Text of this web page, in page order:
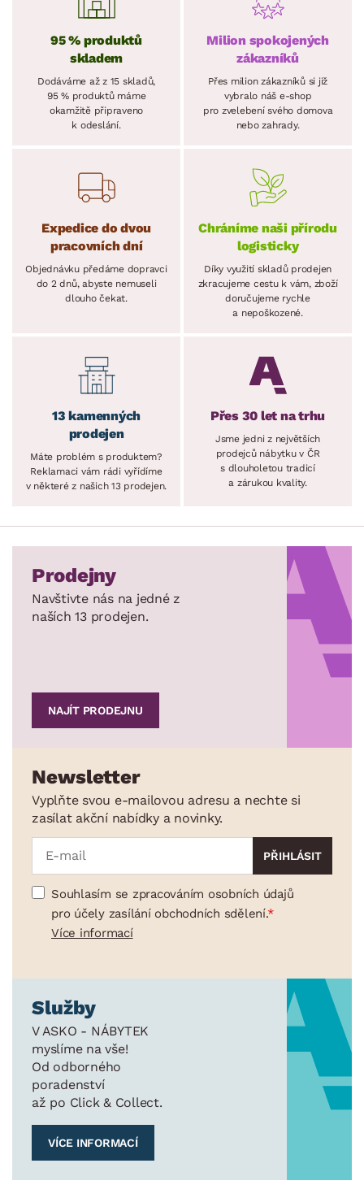
95 % produktů
skladem
Dodáváme až z 15 skladů,
95 % produktů máme
okamžitě připraveno
k odeslání.
Milion spokojených
zákazníků
Přes milion zákazníků si již
vybralo náš e-shop
pro zvelebení svého domova
nebo zahrady.
Expedice do dvou
pracovních dní
Objednávku předáme dopravci
do 2 dnů, abyste nemuseli
dlouho čekat.
Chráníme naši přírodu
logisticky
Díky využití skladů prodejen
zkracujeme cestu k vám, zboží
doručujeme rychle
a nepoškozené.
13 kamenných
prodejen
Máte problém s produktem?
Reklamaci vám rádi vyřídíme
v některé z našich 13 prodejen.
Přes 30 let na trhu
Jsme jedni z největších
prodejců nábytku v ČR
s dlouholetou tradicí
a zárukou kvality.
Prodejny
Navštivte nás na jedné z
naších 13 prodejen.
NAJÍT PRODEJNU
Newsletter
Vyplňte svou e-mailovou adresu a nechte si
zasílat akční nabídky a novinky.
Souhlasím se zpracováním osobních údajů
pro účely zasílání obchodních sdělení.
Více informací
Služby
V ASKO - NÁBYTEK
myslíme na vše!
Od odborného
poradenství
až po Click & Collect.
VÍCE INFORMACÍ